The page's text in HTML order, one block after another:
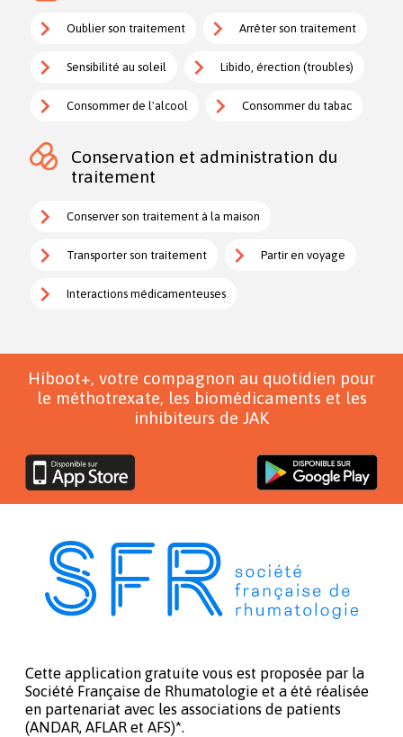
Oublier son traitement Arrêter son traitement
Sensibilité au soleil Libido, érection (troubles)
Consommer de l'alcool Consommer du tabac
Conservation et administration du
traitement
Conserver son traitement à la maison
Transporter son traitement Partir en voyage
Interactions médicamenteuses
Hiboot+, votre compagnon au quotidien pour
le méthotrexate, les biomédicaments et les
inhibiteurs de JAK
Cette application gratuite vous est proposée par la
Société Française de Rhumatologie et a été réalisée
en partenariat avec les associations de patients
(ANDAR, AFLAR et AFS)*.